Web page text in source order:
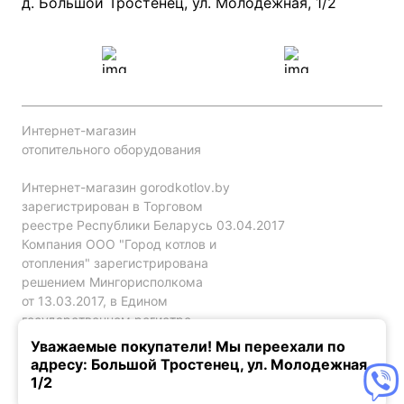
Интернет-магазин
отопительного оборудования
Интернет-магазин gorodkotlov.by
зарегистрирован в Торговом
реестре Республики Беларусь 03.04.2017
Компания ООО "Город котлов и
отопления" зарегистрирована
решением Мингорисполкома
от 13.03.2017, в Едином
государственном регистре
юр. лиц и индивидуальных
предпринимателей за №192786120.
Уважаемые покупатели! Мы переехали по
адресу: Большой Тростенец, ул. Молодежная,
1/2